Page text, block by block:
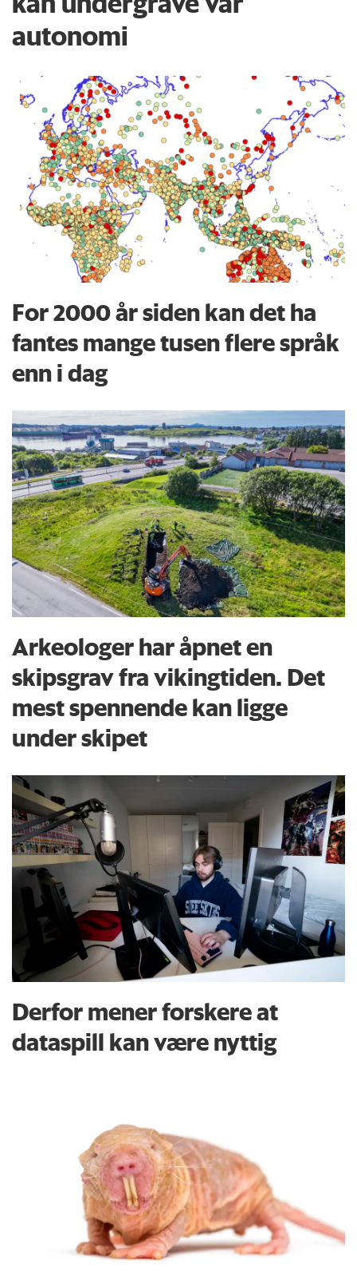
autonomi
For 2000 år siden kan det ha
fantes mange tusen flere språk
enn i dag
Arkeologer har åpnet en
skipsgrav fra vikingtiden. Det
mest spennende kan ligge
under skipet
Derfor mener forskere at
dataspill kan være nyttig